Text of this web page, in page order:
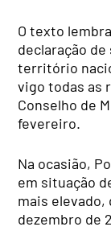
O texto
declaração
território
vigo todas as
Conselho de
fevereiro.
Na ocasião,
em situação
mais elevado,
dezembro de